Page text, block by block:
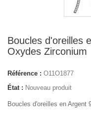
Boucles d'oreilles
Oxydes Zirconium
Référence : O11O1877
État : Nouveau produit
Boucles d'oreilles en Argent